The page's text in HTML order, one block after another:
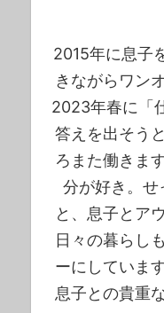
2015年に息子
きながらワン
2023年春に「
答えを出そう
ろまた働きま
分が好き。せ
と、息子とア
日々の暮らし
ーにしていま
息子との貴重